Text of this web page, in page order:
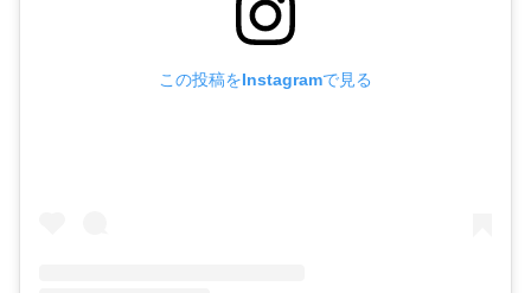
この投稿をInstagramで見る